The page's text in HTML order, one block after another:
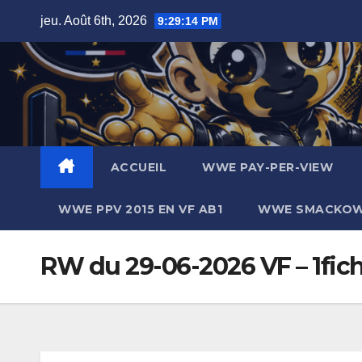
content
jeu. Août 6th, 2026 9:29:15 PM
ACCUEIL WWE PAY-PER-VIEW
WWE PPV 2015 EN VF AB1 WWE
RW du 29-06-2026 VF –